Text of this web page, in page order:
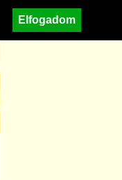
Elfogadom